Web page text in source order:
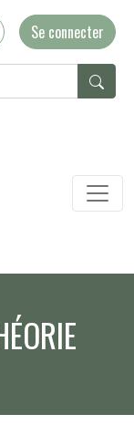
Se connecter